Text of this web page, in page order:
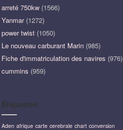
arreté 750kw (1566)
Yanmar(1272)
power twist (1050)
Le nouveau carburant Marin (985)
Fiche d'immatriculation des navires (976)
cummins (959)
Étiquettes
Aden afrique carte cerebrale chart conversion